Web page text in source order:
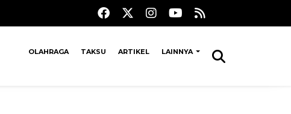
OLAHRAGA TAKSU ARTIKEL LAINNYA